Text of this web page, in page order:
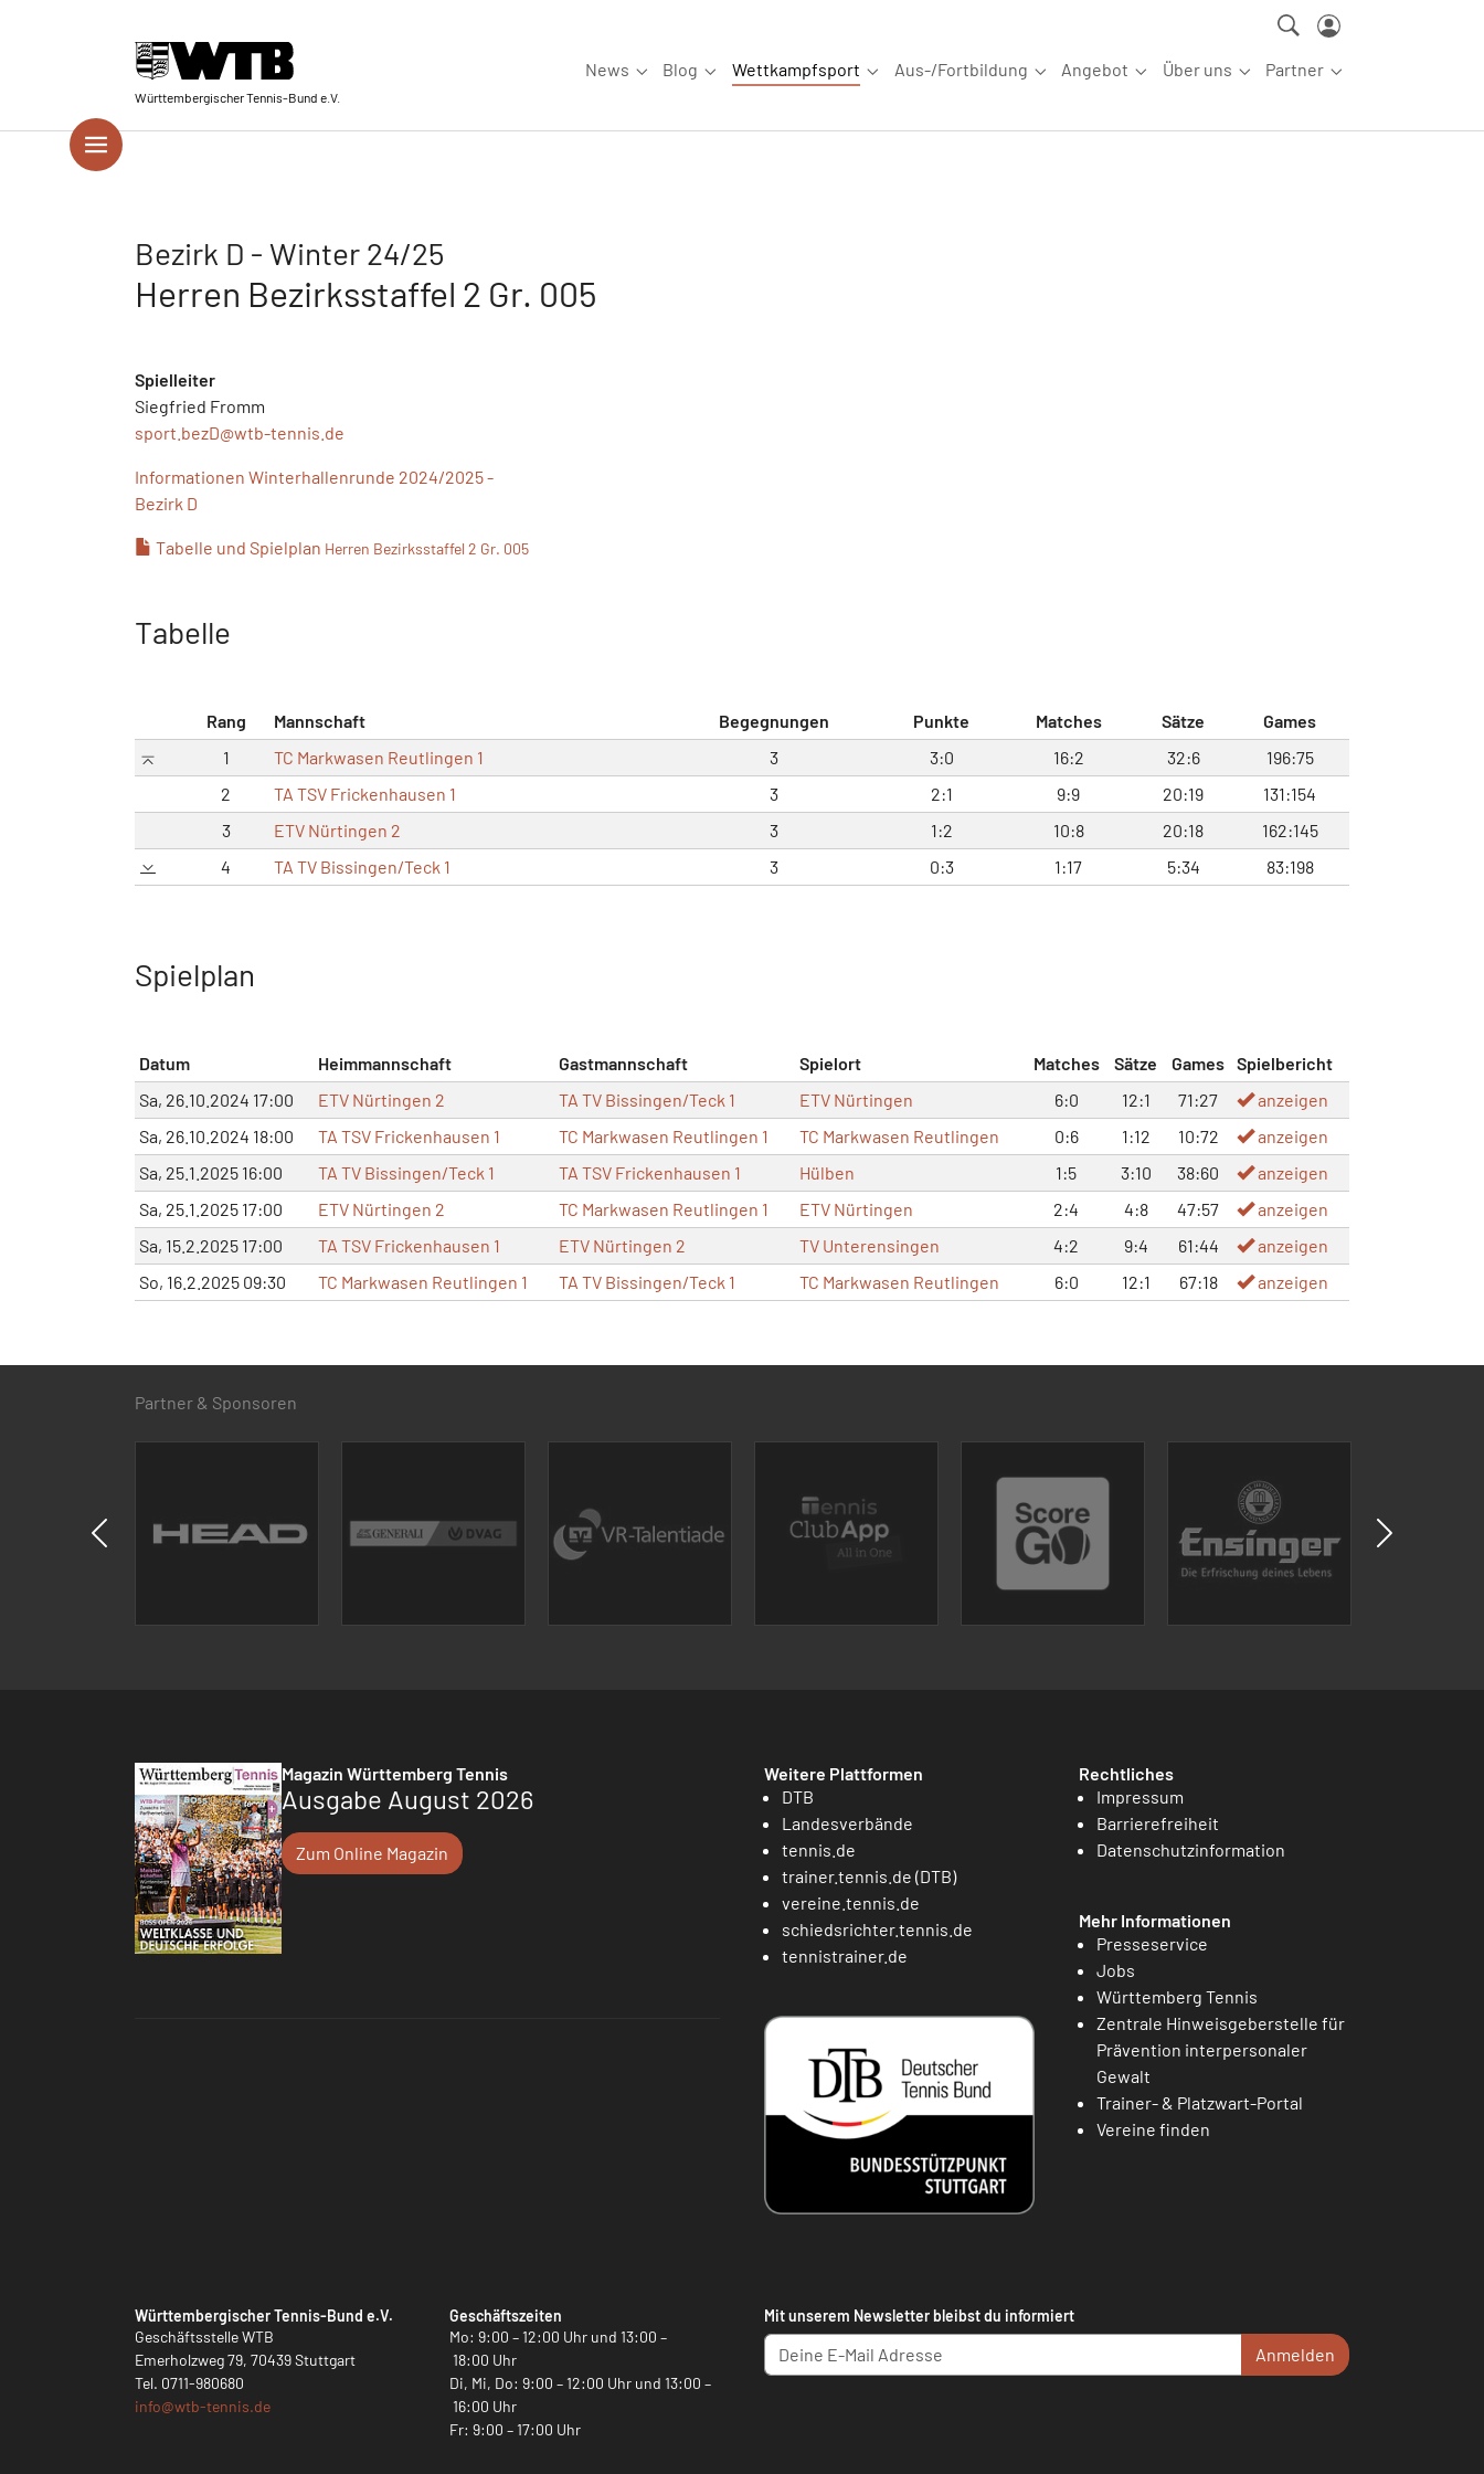
Württembergischer Tennis-Bund e.V.
News
Submenu for "News"
Blog
Submenu for "Blog"
Wettkampfsport
Submenu for "Wettkampfsport"
Aus-/Fortbildung
Submenu for "Aus-/Fortbildung"
Angebot
Submenu for "Angebot"
Über uns
Submenu for "Über uns"
Partner
Submenu for
Bezirk D - Winter 24/25
Herren Bezirksstaffel 2 Gr. 005
Spielleiter
Siegfried Fromm
sport.bezD@wtb-tennis.de
Informationen Winterhallenrunde 2024/2025 -
Bezirk D
Tabelle und Spielplan Herren Bezirksstaffel 2 Gr. 005
Tabelle
Rang Mannschaft Begegnungen Punkte Matches Sätze
Games
1
TC Markwasen Reutlingen 1 3 3:0 16:2 32:6
196:75
2
TA TSV Frickenhausen 1 3 2:1 9:9 20:19
131:154
3
ETV Nürtingen 2 3 1:2 10:8 20:18
162:145
4
TA TV Bissingen/Teck 1 3 0:3 1:17 5:34 83:198
Spielplan
Datum Heimmannschaft Gastmannschaft Spielort Matches Sätze Games Spielbericht
Sa, 26.10.2024 17:00
ETV Nürtingen 2 TA TV Bissingen/Teck 1 ETV Nürtingen 6:0 12:1 71:27
anzeigen
Sa, 26.10.2024 18:00
TA TSV Frickenhausen 1 TC Markwasen Reutlingen 1 TC Markwasen Reutlingen 0:6 1:12 10:72
anzeigen
Sa, 25.1.2025 16:00
TA TV Bissingen/Teck 1 TA TSV Frickenhausen 1 Hülben 1:5 3:10 38:60
anzeigen
Sa, 25.1.2025 17:00
ETV Nürtingen 2 TC Markwasen Reutlingen 1 ETV Nürtingen 2:4 4:8 47:57
anzeigen
Sa, 15.2.2025 17:00
TA TSV Frickenhausen 1 ETV Nürtingen 2 TV Unterensingen 4:2 9:4 61:44
anzeigen
So, 16.2.2025 09:30
TC Markwasen Reutlingen 1 TA TV Bissingen/Teck 1 TC Markwasen Reutlingen 6:0 12:1 67:18 anzeigen
Partner & Sponsoren
Magazin Württemberg Tennis
Ausgabe August 2026
Zum Online Magazin
Weitere Plattformen
DTB
Landesverbände
tennis.de
trainer.tennis.de (DTB)
vereine.tennis.de
schiedsrichter.tennis.de
tennistrainer.de
Rechtliches
Impressum
Barrierefreiheit
Datenschutzinformation
Mehr Informationen
Presseservice
Jobs
Württemberg Tennis
Zentrale Hinweisgeberstelle für
Prävention interpersonaler
Gewalt
Trainer- & Platzwart-Portal
Vereine finden
Württembergischer Tennis-Bund e.V.
Geschäftsstelle WTB
Emerholzweg 79, 70439 Stuttgart
Tel. 0711-980680
info@wtb-tennis.de
Geschäftszeiten
Mo: 9:00 – 12:00 Uhr und 13:00 –
18:00 Uhr
Di, Mi, Do: 9:00 – 12:00 Uhr und 13:00 –
16:00 Uhr
Fr: 9:00 – 17:00 Uhr
Mit unserem Newsletter bleibst du informiert
Anmelden